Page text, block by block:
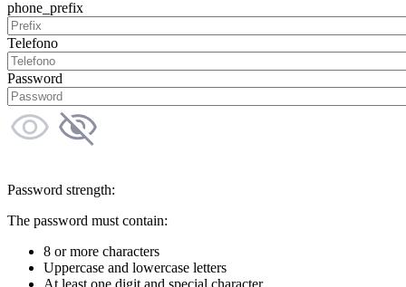
phone_prefix
Telefono
Password
Password strength:
The password must contain:
8 or more characters
Uppercase and lowercase letters
At least one digit and special character